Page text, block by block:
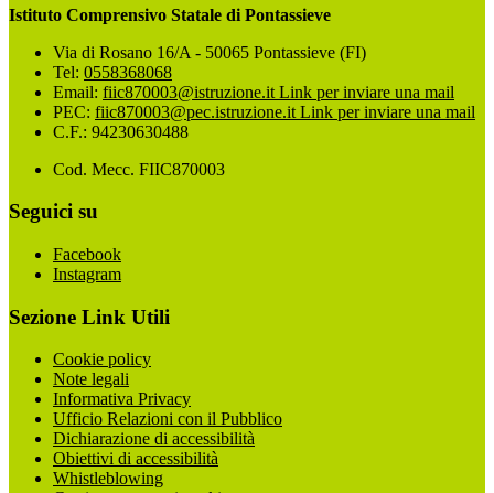
Istituto Comprensivo Statale di Pontassieve
Via di Rosano 16/A - 50065 Pontassieve (FI)
Tel: 0558368068
Email: fiic870003@istruzione.it Link per inviare una mail
PEC: fiic870003@pec.istruzione.it Link per inviare una mail
C.F.: 94230630488
Cod. Mecc. FIIC870003
Seguici su
Facebook
Instagram
Sezione Link Utili
Cookie policy
Note legali
Informativa Privacy
Ufficio Relazioni con il Pubblico
Dichiarazione di accessibilità
Obiettivi di accessibilità
Whistleblowing